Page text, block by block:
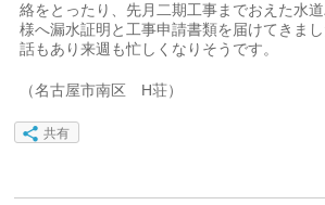
絡をとったり、先月二期工事までおえた水
様へ漏水証明と工事申請書類を届けてきま
話もあり来週も忙しくなりそうです。
（名古屋市南区 H荘）
共有